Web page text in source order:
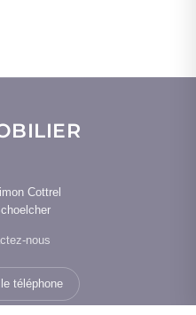
Cottrel
nous
téléphone